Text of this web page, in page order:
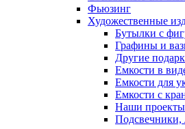
Фьюзинг
Художественные
Бутылки с
Графины и
Другие
Емкости в
Емкости для
Емкости с
Наши проекты
Подсвечники,